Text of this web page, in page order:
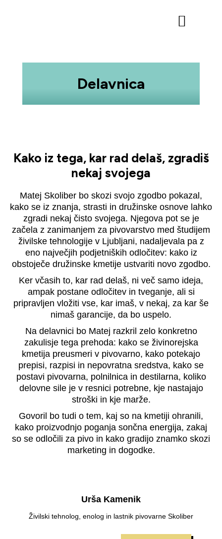
Delavnica
Urša Kamenik
Živilski tehnolog, enolog in lastnik pivovarne Skoliber
Kako iz tega, kar rad delaš, zgradiš
nekaj svojega
Matej Skoliber bo skozi svojo zgodbo pokazal,
kako se iz znanja, strasti in družinske osnove lahko
zgradi nekaj čisto svojega. Njegova pot se je
začela z zanimanjem za pivovarstvo med študijem
živilske tehnologije v Ljubljani, nadaljevala pa z
eno največjih podjetniških odločitev: kako iz
obstoječe družinske kmetije ustvariti novo zgodbo.
Ker včasih to, kar rad delaš, ni več samo ideja,
ampak postane odločitev in tveganje, ali si
pripravljen vložiti vse, kar imaš, v nekaj, za kar še
nimaš garancije, da bo uspelo.
Na delavnici bo Matej razkril zelo konkretno
zakulisje tega prehoda: kako se živinorejska
kmetija preusmeri v pivovarno, kako potekajo
prepisi, razpisi in nepovratna sredstva, kako se
postavi pivovarna, polnilnica in destilarna, koliko
delovne sile je v resnici potrebne, kje nastajajo
stroški in kje marže.
Govoril bo tudi o tem, kaj so na kmetiji ohranili,
kako proizvodnjo poganja sončna energija, zakaj
so se odločili za pivo in kako gradijo znamko skozi
marketing in dogodke.